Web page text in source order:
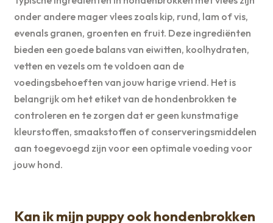
onder andere mager vlees zoals kip, rund, lam of vis,
evenals granen, groenten en fruit. Deze ingrediënten
bieden een goede balans van eiwitten, koolhydraten,
vetten en vezels om te voldoen aan de
voedingsbehoeften van jouw harige vriend. Het is
belangrijk om het etiket van de hondenbrokken te
controleren en te zorgen dat er geen kunstmatige
kleurstoffen, smaakstoffen of conserveringsmiddelen
aan toegevoegd zijn voor een optimale voeding voor
jouw hond.
Kan ik mijn puppy ook hondenbrokken